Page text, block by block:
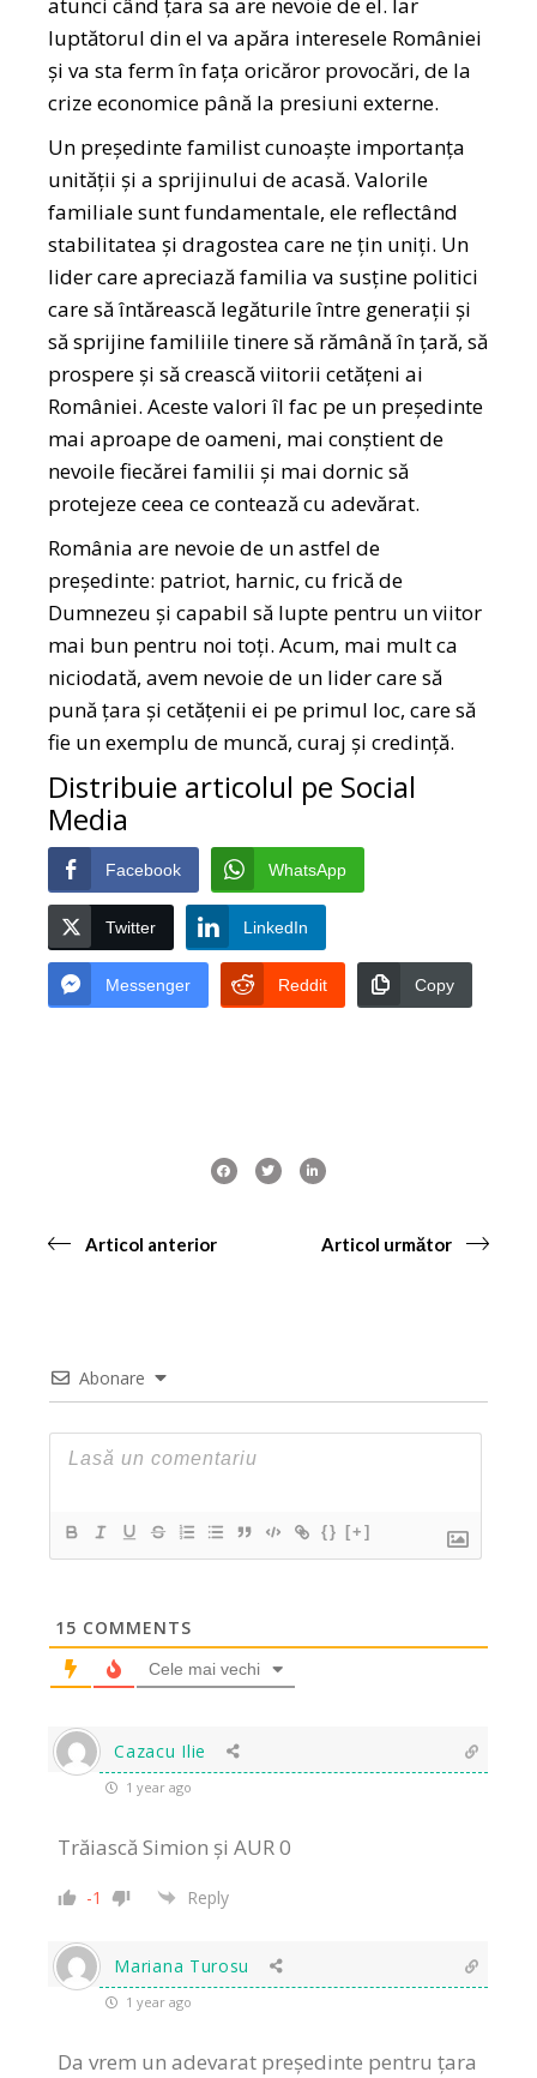
luptătorul din el va apăra interesele României
și va sta ferm în fața oricăror provocări, de la
crize economice până la presiuni externe.
Un președinte familist cunoaște importanța
unității și a sprijinului de acasă. Valorile
familiale sunt fundamentale, ele reflectând
stabilitatea și dragostea care ne țin uniți. Un
lider care apreciază familia va susține politici
care să întărească legăturile între generații și
să sprijine familiile tinere să rămână în țară, să
prospere și să crească viitorii cetățeni ai
României. Aceste valori îl fac pe un președinte
mai aproape de oameni, mai conștient de
nevoile fiecărei familii și mai dornic să
protejeze ceea ce contează cu adevărat.
România are nevoie de un astfel de
președinte: patriot, harnic, cu frică de
Dumnezeu și capabil să lupte pentru un viitor
mai bun pentru noi toți. Acum, mai mult ca
niciodată, avem nevoie de un lider care să
pună țara și cetățenii ei pe primul loc, care să
fie un exemplu de muncă, curaj și credință.
Distribuie articolul pe Social
Media
Facebook WhatsApp
Twitter LinkedIn
Messenger Reddit Copy
Articol anterior Articol următor
Abonare
{} [+]
15 COMMENTS
Cele mai vechi
Cazacu Ilie
1 year ago
Trăiască Simion și AUR 0
-1 Reply
Mariana Turosu
1 year ago
Da vrem un adevarat președinte pentru țara